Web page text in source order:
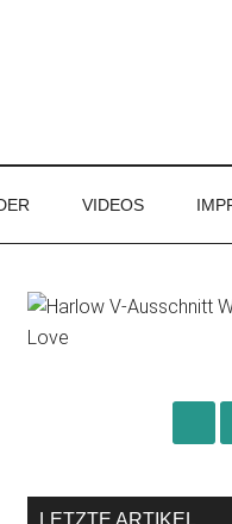
VIDEOS
Primary
Sidebar
LETZTE ARTIKEL